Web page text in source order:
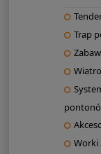
Trap
Worki